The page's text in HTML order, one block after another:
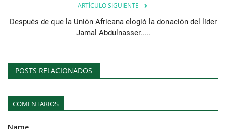
ARTÍCULO SIGUIENTE
Después de que la Unión Africana elogió la donación del líder
Jamal Abdulnasser.....
POSTS RELACIONADOS
COMENTARIOS